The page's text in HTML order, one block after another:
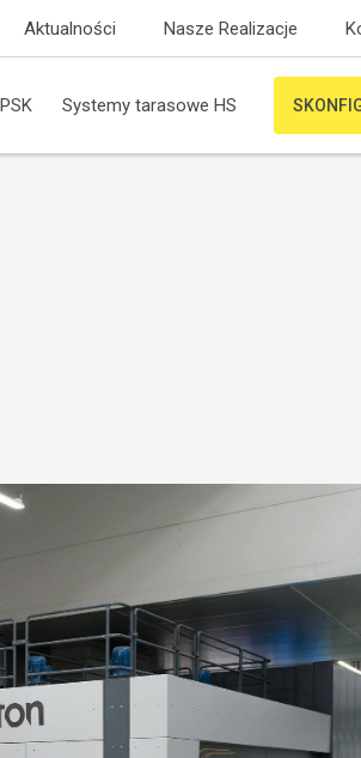
Aktualności Nasze Realizacje
Systemy tarasowe HS